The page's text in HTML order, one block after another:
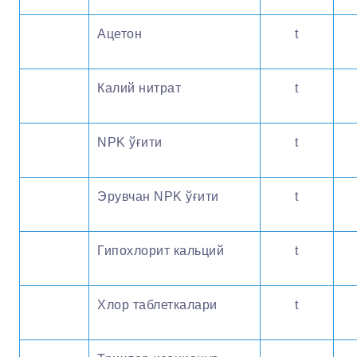
Ацетон t
Калий нитрат t
NPK ўғити t
Эрувчан NPK ўғити t
Гипохлорит кальций t
Хлор таблеткалари t